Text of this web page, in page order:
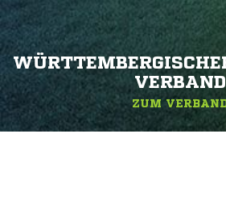
ERBAND
ZUM